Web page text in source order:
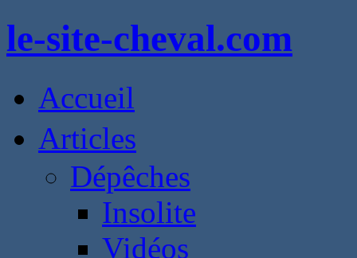
le-site-cheval.com
Accueil
Articles
Dépêches
Insolite
Vidéos